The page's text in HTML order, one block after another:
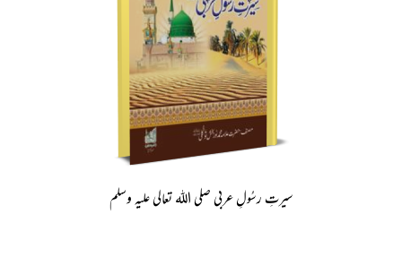
سیرتِ رسُولِ عربی صلی اللہ تعالی علیہ وسلم